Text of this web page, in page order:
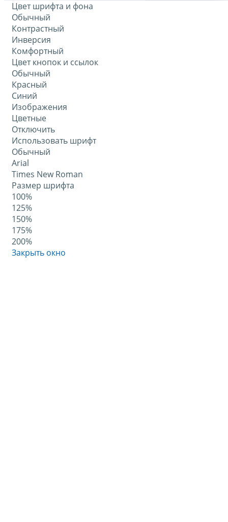
Цвет шрифта и фона
Обычный
Контрастный
Инверсия
Комфортный
Цвет кнопок и ссылок
Обычный
Красный
Синий
Изображения
Цветные
Отключить
Использовать шрифт
Обычный
Arial
Times New Roman
Размер шрифта
100%
125%
150%
175%
200%
Закрыть окно